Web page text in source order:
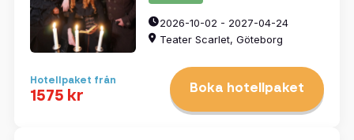
2026-10-02 - 2027-04-24
Teater Scarlet, Göteborg
Hotellpaket från
1575 kr Boka hotellpaket